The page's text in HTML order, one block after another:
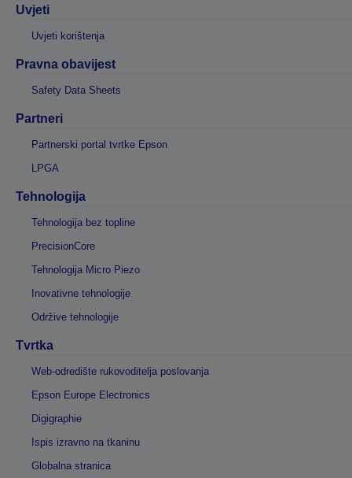
Uvjeti
Uvjeti korištenja
Pravna obavijest
Safety Data Sheets
Partneri
Partnerski portal tvrtke Epson
LPGA
Tehnologija
Tehnologija bez topline
PrecisionCore
Tehnologija Micro Piezo
Inovativne tehnologije
Održive tehnologije
Tvrtka
Web-odredište rukovoditelja poslovanja
Epson Europe Electronics
Digigraphie
Ispis izravno na tkaninu
Globalna stranica